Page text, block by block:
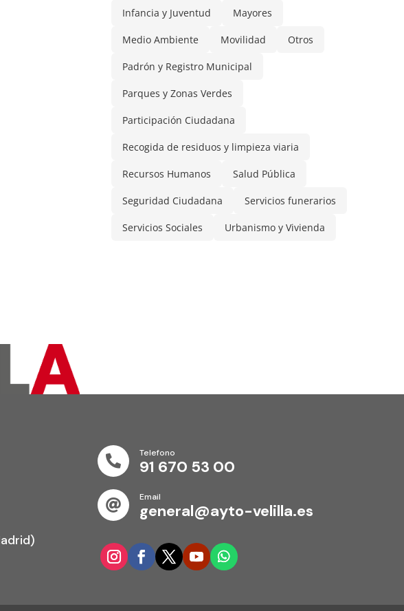
Infancia y Juventud Mayores
Medio Ambiente Movilidad Otros
Padrón y Registro Municipal
Parques y Zonas Verdes
Participación Ciudadana
Recogida de residuos y limpieza viaria
Recursos Humanos Salud Pública
Seguridad Ciudadana Servicios funerarios
Servicios Sociales Urbanismo y Vivienda

Telefono
91 670 53 00

Email
general@ayto-velilla.es